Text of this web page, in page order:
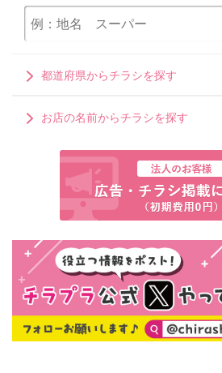
都道府県からチラシを探す
お店の名前からチラシを探す